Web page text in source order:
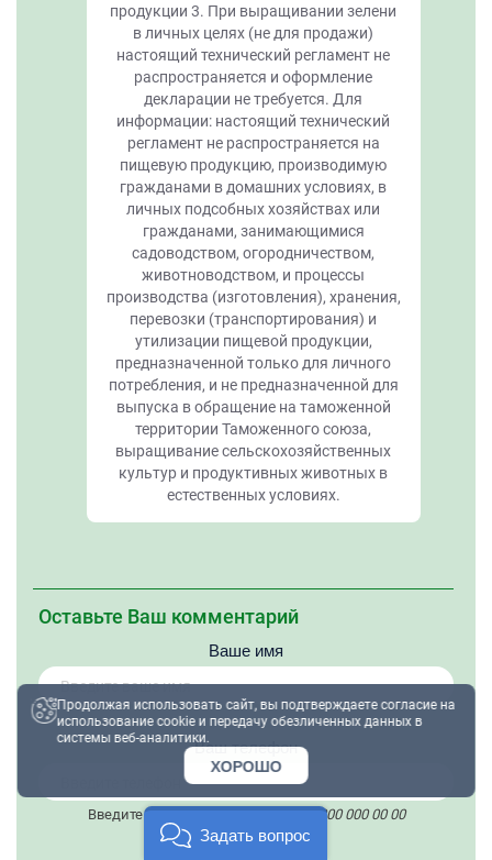
продукции 3. При выращивании зелени
в личных целях (не для продажи)
настоящий технический регламент не
распространяется и оформление
декларации не требуется. Для
информации: настоящий технический
регламент не распространяется на
пищевую продукцию, производимую
гражданами в домашних условиях, в
личных подсобных хозяйствах или
гражданами, занимающимися
садоводством, огородничеством,
животноводством, и процессы
производства (изготовления), хранения,
перевозки (транспортирования) и
утилизации пищевой продукции,
предназначенной только для личного
потребления, и не предназначенной для
выпуска в обращение на таможенной
территории Таможенного союза,
выращивание сельскохозяйственных
культур и продуктивных животных в
естественных условиях.
Оставьте Ваш комментарий
Ваше имя
Вaш телефон
Введите только цифры. Пример:8 800 000 00 00
Продолжая использовать сайт, вы подтверждаете согласие на
использование cookie и передачу обезличенных данных в
системы веб-аналитики.
ХОРОШО
Задать вопрос